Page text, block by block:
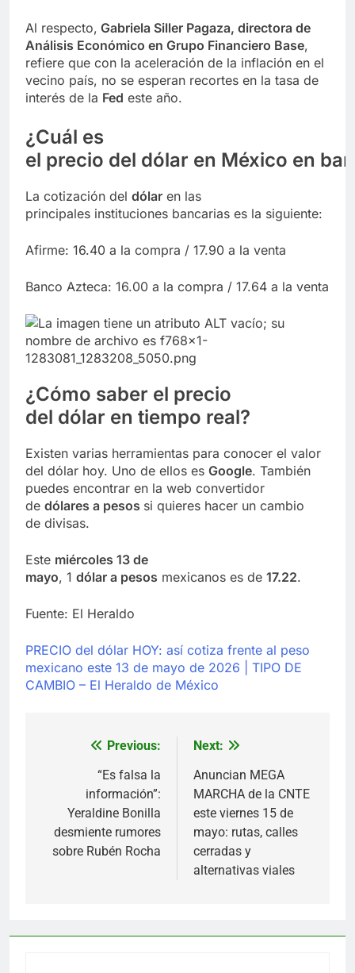
Al respecto, Gabriela Siller Pagaza, directora de
Análisis Económico en Grupo Financiero Base,
refiere que con la aceleración de la inflación en el
vecino país, no se esperan recortes en la tasa de
interés de la Fed este año.
¿Cuál es
el precio del dólar en México en
La cotización del dólar en las
principales instituciones bancarias es la siguiente:
Afirme: 16.40 a la compra / 17.90 a la venta
Banco Azteca: 16.00 a la compra / 17.64 a la venta
¿Cómo saber el precio
del dólar en tiempo real?
Existen varias herramientas para conocer el valor
del dólar hoy. Uno de ellos es Google. También
puedes encontrar en la web convertidor
de dólares a pesos si quieres hacer un cambio
de divisas.
Este miércoles 13 de
mayo, 1 dólar a pesos mexicanos es de 17.22.
Fuente: El Heraldo
PRECIO del dólar HOY: así cotiza frente al peso
mexicano este 13 de mayo de 2026 | TIPO DE
CAMBIO – El Heraldo de México
Navegación
entradas
Previous:
“Es falsa la
información”:
Yeraldine Bonilla
desmiente rumores
sobre Rubén Rocha
Next:
Anuncian MEGA
MARCHA de la CNTE
este viernes 15 de
mayo: rutas, calles
cerradas y
alternativas viales